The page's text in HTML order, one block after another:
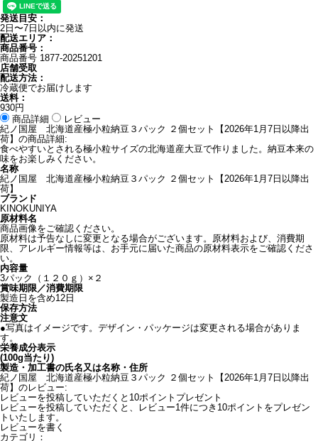
発送目安：
2日〜7日以内に発送
配送エリア：
商品番号：
商品番号 1877-20251201
店舗受取
配送方法：
冷蔵便でお届けします
送料：
930円
商品詳細
レビュー
紀ノ国屋 北海道産極小粒納豆３パック ２個セット【2026年1月7日以降出
荷】の商品詳細:
食べやすいとされる極小粒サイズの北海道産大豆で作りました。納豆本来の
味をお楽しみください。
名称
紀ノ国屋 北海道産極小粒納豆３パック ２個セット【2026年1月7日以降出
荷】
ブランド
KINOKUNIYA
原材料名
商品画像をご確認ください。
原材料は予告なしに変更となる場合がございます。原材料および、消費期
限、アレルギー情報等は、お手元に届いた商品の原材料表示をご確認くださ
い。
内容量
3パック（１２０ｇ）×２
賞味期限／消費期限
製造日を含め12日
保存方法
注意文
●写真はイメージです。デザイン・パッケージは変更される場合がありま
す。
栄養成分表示
(100g当たり)
製造・加工書の氏名又は名称・住所
紀ノ国屋 北海道産極小粒納豆３パック ２個セット【2026年1月7日以降出
荷】のレビュー:
レビューを投稿していただくと10ポイントプレゼント
レビューを投稿していただくと、レビュー1件につき10ポイントをプレゼン
トいたします。
レビューを書く
カテゴリ：